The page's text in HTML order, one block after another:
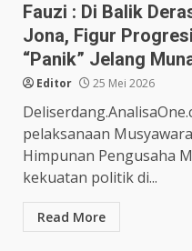
Fauzi : Di Balik
Jona, Figur
“Panik” Jelang
Editor 25 Mei 2026
pelaksanaan
Himpunan Pengusaha
kekuatan politik di...
Read More